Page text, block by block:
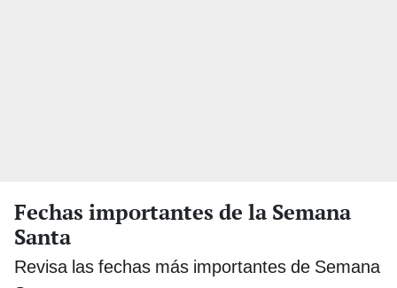
Fechas importantes de la Semana
Santa
Revisa las fechas más importantes de Semana